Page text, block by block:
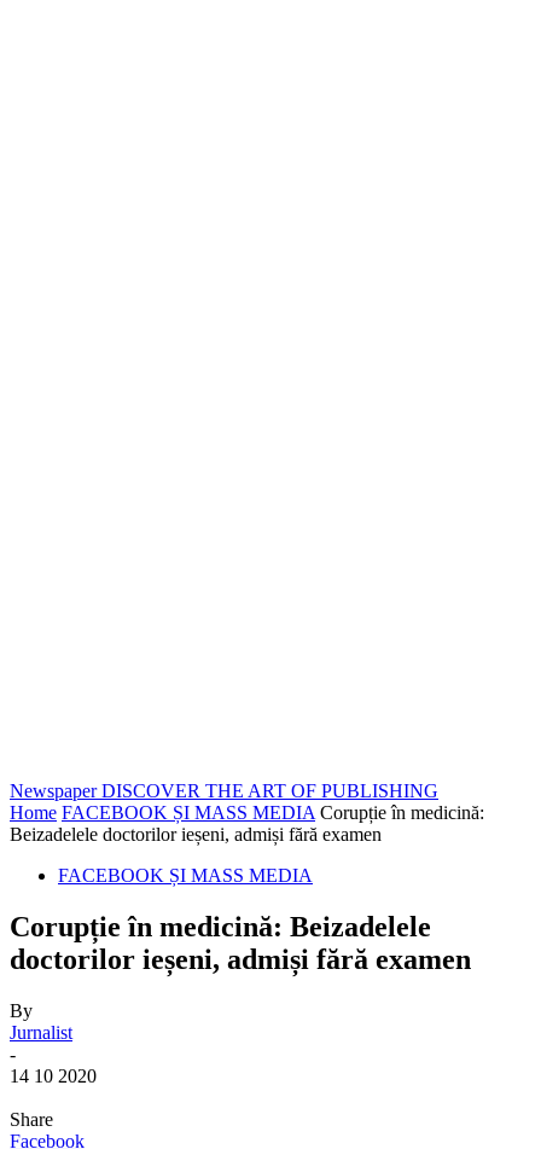
Newspaper DISCOVER THE ART OF PUBLISHING
Home FACEBOOK ȘI MASS MEDIA Corupție în medicină:
Beizadelele doctorilor ieșeni, admiși fără examen
FACEBOOK ȘI MASS MEDIA
Corupție în medicină: Beizadelele
doctorilor ieșeni, admiși fără examen
By
Jurnalist
-
14 10 2020
Share
Facebook